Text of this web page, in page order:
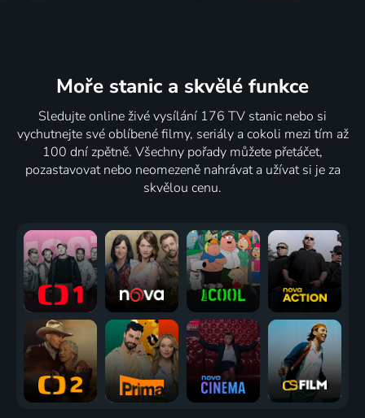
Moře stanic a skvělé funkce
Sledujte online živé vysílání 176 TV stanic nebo si
vychutnejte své oblíbené filmy, seriály a cokoli mezi tím až
100 dní zpětně. Všechny pořady můžete přetáčet,
pozastavovat nebo neomezeně nahrávat a užívat si je za
skvělou cenu.